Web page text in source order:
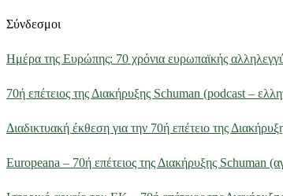
Σύνδεσμοι
Ημέρα της Ευρώπης: 70 χρόνια ευρωπαϊκής
70ή επέτειος της Διακήρυξης Schuman (podcast –
Διαδικτυακή έκθεση για την 70ή επέτειο της
Europeana – 70ή επέτειος της Διακήρυξης Schuman